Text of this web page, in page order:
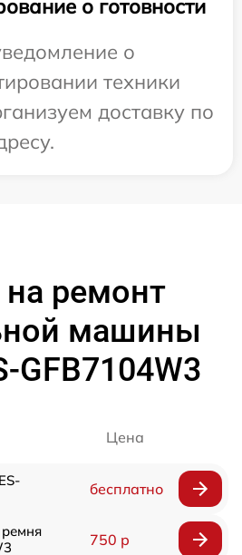
о готовности
о
техники
доставку по
ремонт
машины
GFB7104W3
Цена
бесплатно
750 р